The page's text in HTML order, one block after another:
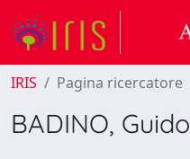
IRIS Pagina ricercatore
BADINO, Guido